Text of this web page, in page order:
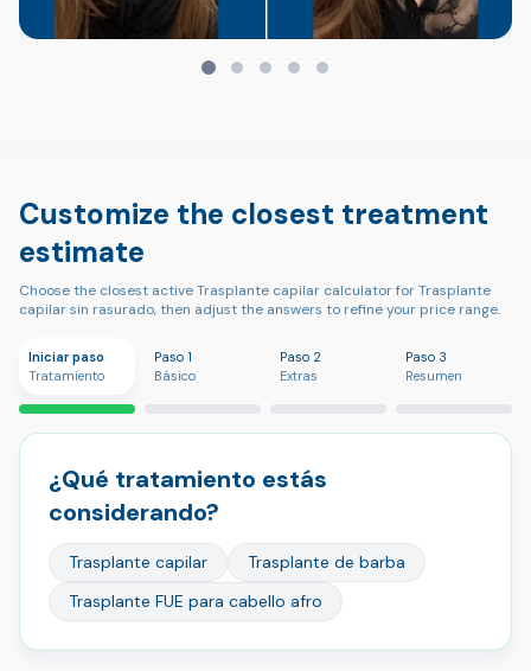
Customize the closest treatment
estimate
Choose the closest active Trasplante capilar calculator for Trasplante
capilar sin rasurado, then adjust the answers to refine your price range.
Iniciar paso
Tratamiento
Paso 1
Básico
Paso 2
Extras
Paso 3
Resumen
¿Qué tratamiento estás
considerando?
Trasplante capilar
Trasplante de barba
Trasplante FUE para cabello afro